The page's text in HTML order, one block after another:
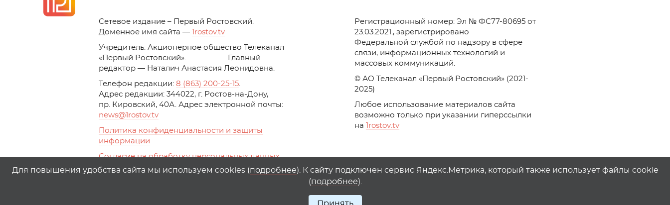
Cетевое издание – Первый Ростовский.
Доменное имя сайта —
1rostov.tv
Учредитель: Акционерное общество Телеканал
«Первый Ростовский». Главный
редактор — Наталич Анастасия Леонидовна.
Телефон редакции: 8 (863) 200-25-15.
Адрес редакции: 344022, г. Ростов-на-Дону,
пр. Кировский, 40А. Адрес электронной почты:
news@1rostov.tv
Политика конфиденциальности и защиты
информации
Согласие на обработку персональных данных
с помощью сервисов Yandex.Metrika, top.mail.ru
Регистрационный номер: Эл № ФС77-80695 от
23.03.2021., зарегистрировано
Федеральной службой по надзору в сфере
связи, информационных технологий и
массовых коммуникаций.
© АО Телеканал «Первый Ростовский» (2021-
2025)
Любое использование материалов сайта
возможно только при указании гиперссылки
на
rostov.tv
Для повышения удобства сайта мы используем cookies (подробнее). К сайту подключен сервис Яндекс.Метрика, который также использует файлы cookie
(подробнее).